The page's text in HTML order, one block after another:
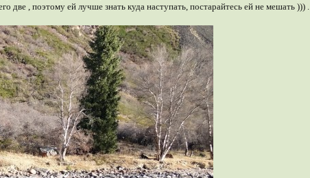
две , поэтому ей лучше знать куда наступать, постарайтесь ей не мешать ))) .